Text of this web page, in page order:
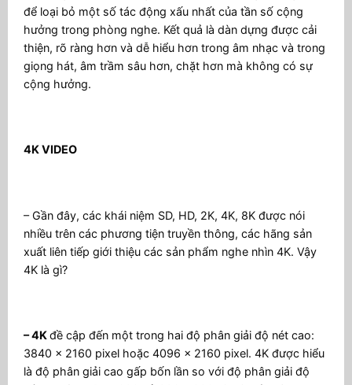
để loại bỏ một số tác động xấu nhất của tần số cộng
hưởng trong phòng nghe. Kết quả là dàn dựng được cải
thiện, rõ ràng hơn và dễ hiểu hơn trong âm nhạc và trong
giọng hát, âm trầm sâu hơn, chặt hơn mà không có sự
cộng hưởng.
4K VIDEO
– Gần đây, các khái niệm SD, HD, 2K, 4K, 8K được nói
nhiều trên các phương tiện truyền thông, các hãng sản
xuất liên tiếp giới thiệu các sản phẩm nghe nhìn 4K. Vậy
4K là gì?
– 4Kđề cập đến một trong hai độ phân giải độ nét cao:
3840 x 2160 pixel hoặc 4096 x 2160 pixel. 4K được hiểu
là độ phân giải cao gấp bốn lần so với độ phân giải độ